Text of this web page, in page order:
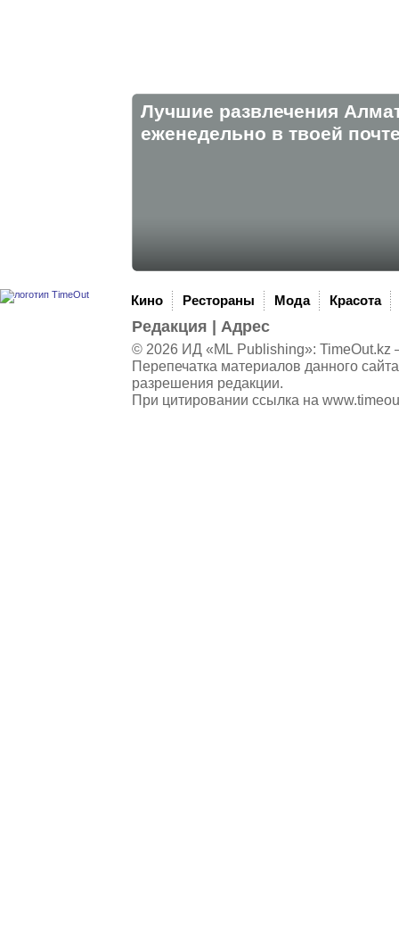
Лучшие развлечения
eженедельно в твоей
Кино Рестораны Мода Красота
Редакция Адрес
© 2026 ИД «ML Publishing»: TimeOut.kz
Перепечатка материалов данного
разрешения редакции.
При цитировании ссылка на